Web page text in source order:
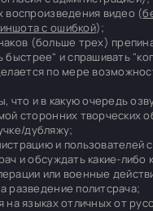
воспроизведения видео (
с ошибкой);
(больше трех)
быстрее" и спрашивать
по мере
что и в какую очередь
сторонних творческих
дубляжу;
и пользователей
и обсуждать какие-либо
или военные
разведение политсрача;
на языках отличных от